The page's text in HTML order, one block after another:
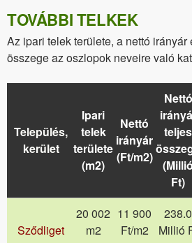
TOVÁBBI TELKEK
Az ipari telek területe, a nettó
összege az oszlopok neveire való
Település,
kerület
Ipari
telek
területe
(m2)
Nettó
irányár
(Ft/m2)
Nettó
teljes
(Millió
Ft)
Sződliget
20 002
m2
11 900
Ft/m2
238.0
Millió